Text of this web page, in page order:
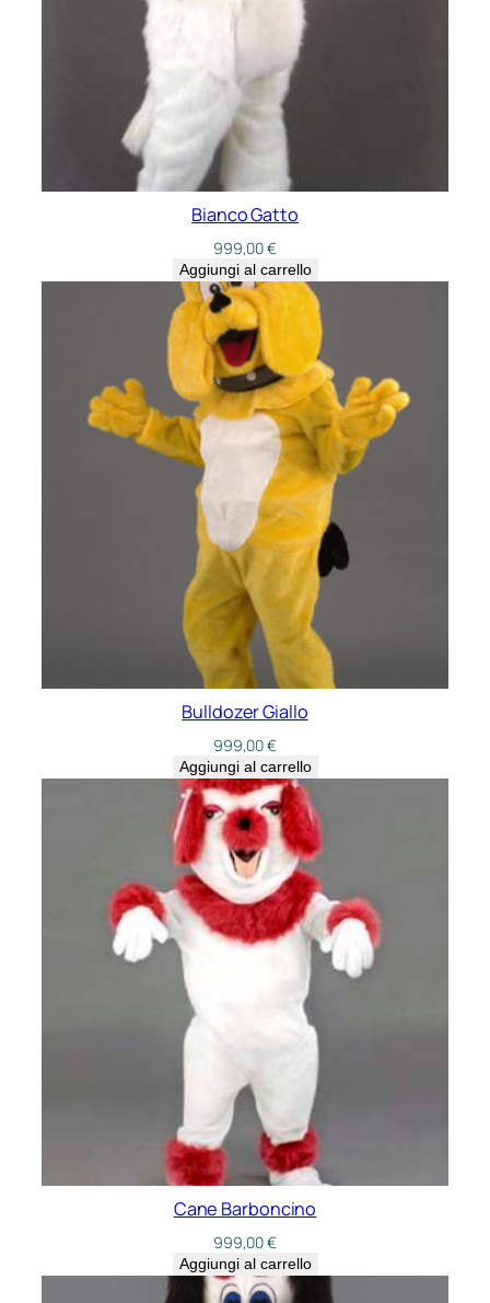
Bianco Gatto
999,00€
Aggiungi al carrello
Bulldozer Giallo
999,00€
Aggiungi al carrello
Cane Barboncino
999,00€
Aggiungi al carrello